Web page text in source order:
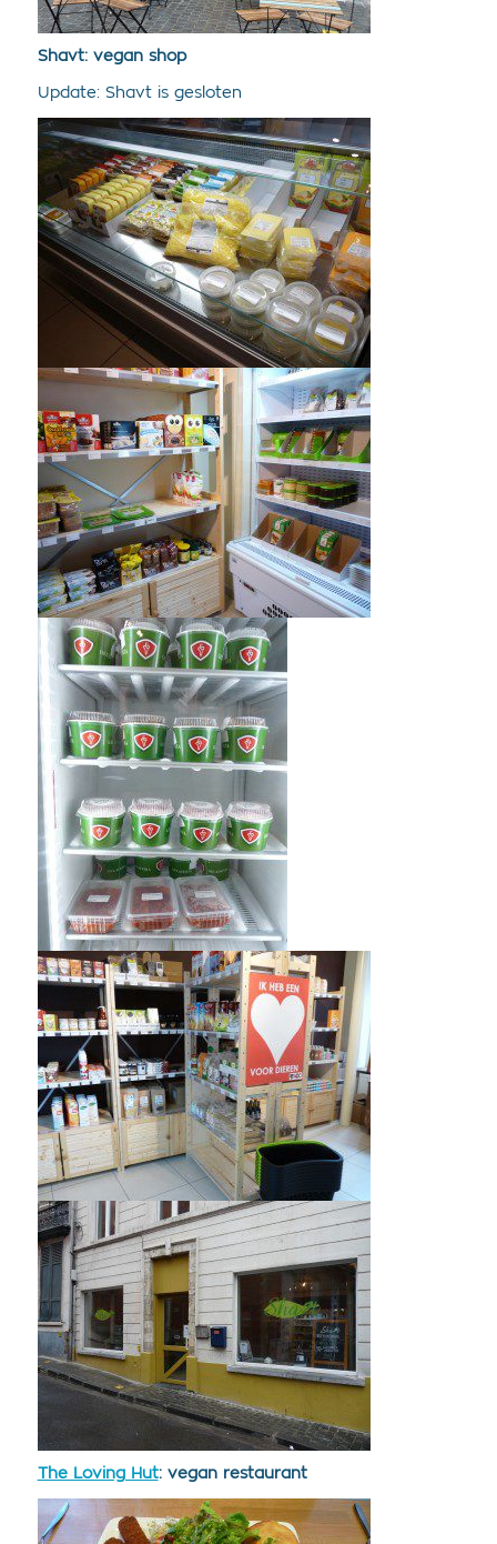
Shavt: vegan shop
Update: Shavt is gesloten
The Loving Hut: vegan restaurant